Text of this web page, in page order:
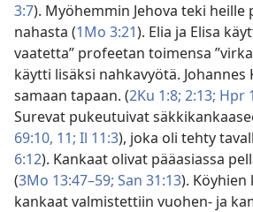
3:7). Myöhemmin Jehova teki
nahasta (1Mo 3:21). Elia ja Elisa
vaatetta” profeetan toimensa
käytti lisäksi nahkavyötä. Johannes
samaan tapaan. (2Ku 1:8; 2:13; Hpr
Surevat pukeutuivat
69:10, 11; Il 11:3), joka oli tehty
6:12). Kankaat olivat pääasiassa
(3Mo 13:47–59; San 31:13).
kankaat valmistettiin vuohen- ja